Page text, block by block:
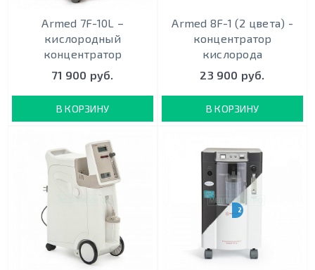
Armed 7F-10L –
кислородный
концентратор
71 900 руб.
В КОРЗИНУ
Armed 8F-1 (2 цвета) -
концентратор
кислорода
23 900 руб.
В КОРЗИНУ
2 ЦВЕТА